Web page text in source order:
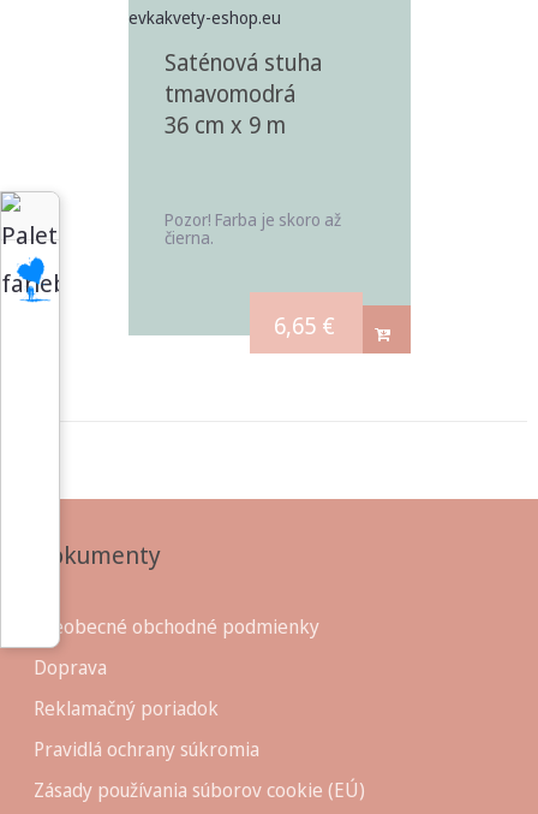
Saténová stuha
tmavomodrá
36 cm x 9 m
Pozor! Farba je skoro až
čierna.
6,65 €
Dokumenty
Všeobecné obchodné podmienky
Doprava
Reklamačný poriadok
Pravidlá ochrany súkromia
Zásady používania súborov cookie (EÚ)